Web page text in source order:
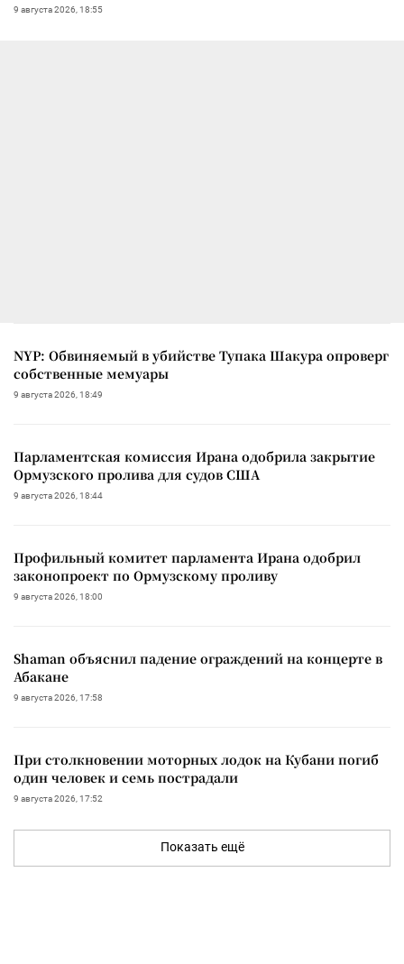
9 августа 2026, 18:55
NYP: Обвиняемый в убийстве Тупака Шакура опроверг
собственные мемуары
9 августа 2026, 18:49
Парламентская комиссия Ирана одобрила закрытие
Ормузского пролива для судов США
9 августа 2026, 18:44
Профильный комитет парламента Ирана одобрил
законопроект по Ормузскому проливу
9 августа 2026, 18:00
Shaman объяснил падение ограждений на концерте в
Абакане
9 августа 2026, 17:58
При столкновении моторных лодок на Кубани погиб
один человек и семь пострадали
9 августа 2026, 17:52
Показать ещё